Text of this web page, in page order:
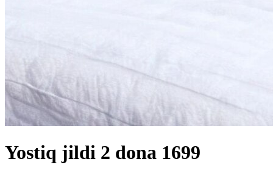
Yostiq jildi 2 dona 1699